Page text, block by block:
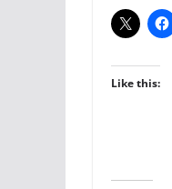
Like this: